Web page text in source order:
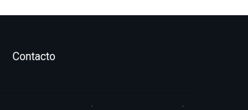
Contacto